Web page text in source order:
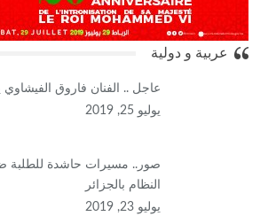
عربية و دولية
عاجل .. الفنان فاروق الفيشاوي
يوليو 25, 2019
صور.. مسيرات حاشدة للطلبة
النظام بالجزائر
يوليو 23, 2019